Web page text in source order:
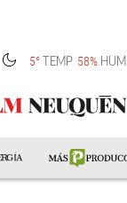
5°TEMP 58% HUM